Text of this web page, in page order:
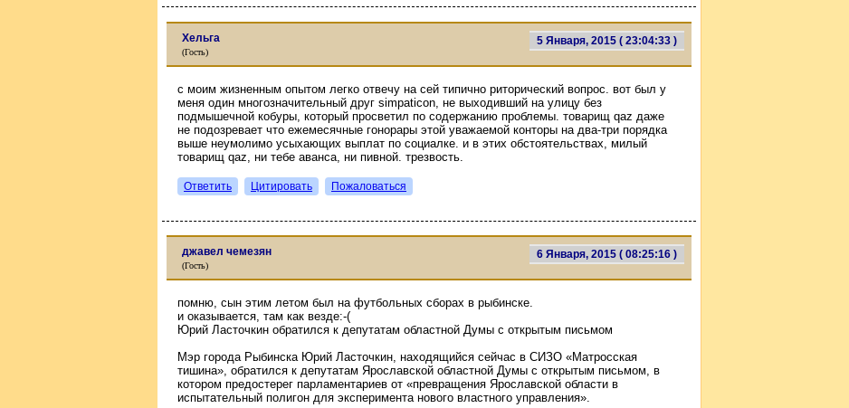
5 Января, 2015 ( 23:04:33 )
Хельга
(Гость)
с моим жизненным опытом легко отвечу на сей типично риторический вопрос. вот был у
меня один многозначительный друг simpaticon, не выходивший на улицу без
подмышечной кобуры, который просветил по содержанию проблемы. товарищ qaz даже
не подозревает что ежемесячные гонорары этой уважаемой конторы на два-три порядка
выше неумолимо усыхающих выплат по социалке. и в этих обстоятельствах, милый
товарищ qaz, ни тебе аванса, ни пивной. трезвость.
Ответить Цитировать Пожаловаться
6 Января, 2015 ( 08:25:16 )
джавел чемезян
(Гость)
помню, сын этим летом был на футбольных сборах в рыбинске.
и оказывается, там как везде:-(
Юрий Ласточкин обратился к депутатам областной Думы с открытым письмом
Мэр города Рыбинска Юрий Ласточкин, находящийся сейчас в СИЗО «Матросская
тишина», обратился к депутатам Ярославской областной Думы с открытым письмом, в
котором предостерег парламентариев от «превращения Ярославской области в
испытательный полигон для эксперимента нового властного управления».